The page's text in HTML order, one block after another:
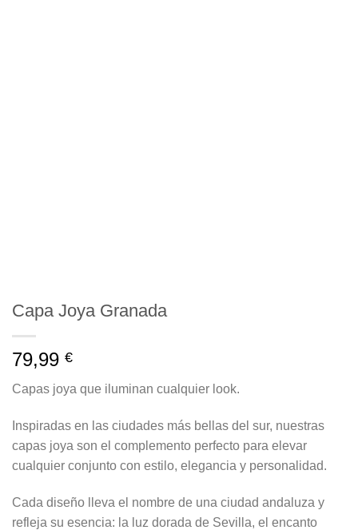
Capa Joya Granada
79,99 €
Capas joya que iluminan cualquier look.
Inspiradas en las ciudades más bellas del sur, nuestras
capas joya son el complemento perfecto para elevar
cualquier conjunto con estilo, elegancia y personalidad.
Cada diseño lleva el nombre de una ciudad andaluza y
refleja su esencia: la luz dorada de Sevilla, el encanto